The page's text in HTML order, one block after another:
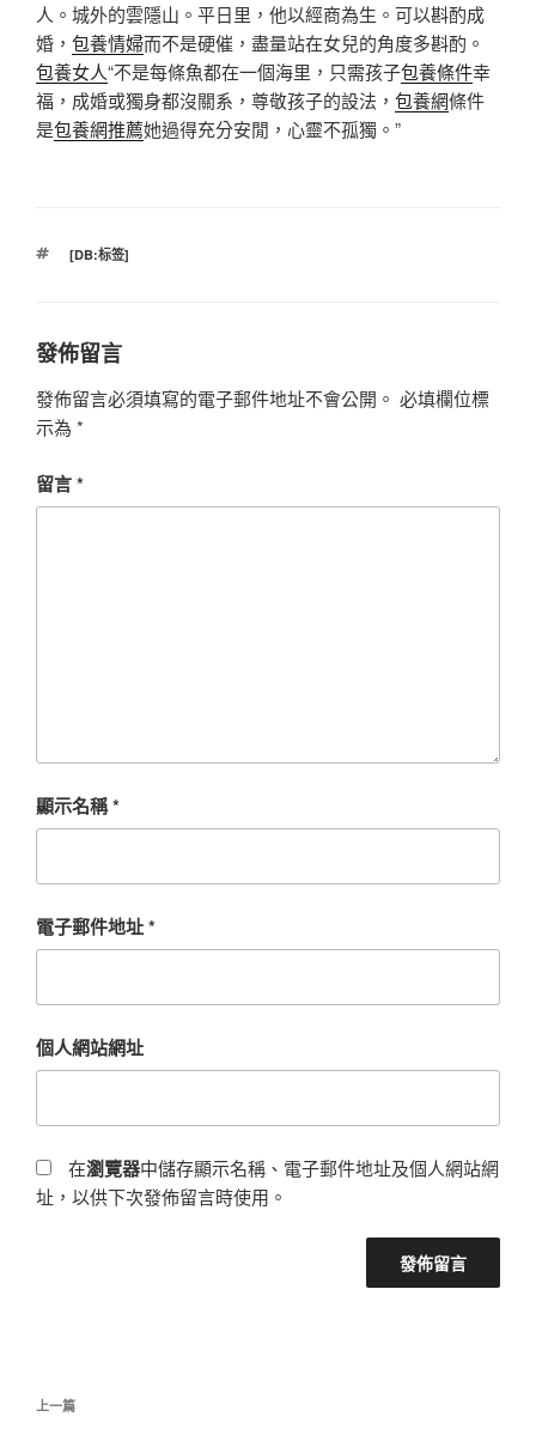
人。城外的雲隱山。平日里，他以經商為生。可以斟酌成
婚， 包養情婦而不是硬催，盡量站在女兒的角度多斟酌。
包養女人“不是每條魚都在一個海里，只需孩子包養條件幸
福，成婚或獨身都沒關系，尊敬孩子的設法， 包養網條件
是包養網推薦她過得充分安閒，心靈不孤獨。”
標
[DB:标签]
發佈留言
發佈留言必須填寫的電子郵件地址不會公開。 必填欄位標
示為 *
留言*
顯示名稱*
電子郵件地址*
個人網站網址
在瀏覽器中儲存顯示名稱、電子郵件地址及個人網站網
址，以供下次發佈留言時使用。
文
上
上一篇